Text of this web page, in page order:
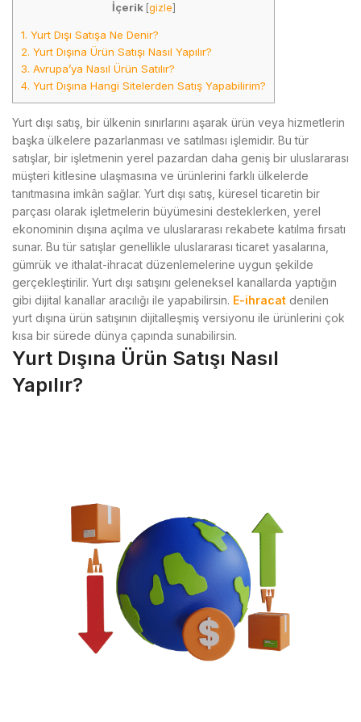
İçerik [gizle]
1. Yurt Dışı Satışa Ne Denir?
2. Yurt Dışına Ürün Satışı Nasıl Yapılır?
3. Avrupa’ya Nasıl Ürün Satılır?
4. Yurt Dışına Hangi Sitelerden Satış Yapabilirim?
Yurt dışı satış, bir ülkenin sınırlarını aşarak ürün veya hizmetlerin
başka ülkelere pazarlanması ve satılması işlemidir. Bu tür
satışlar, bir işletmenin yerel pazardan daha geniş bir uluslararası
müşteri kitlesine ulaşmasına ve ürünlerini farklı ülkelerde
tanıtmasına imkân sağlar. Yurt dışı satış, küresel ticaretin bir
parçası olarak işletmelerin büyümesini desteklerken, yerel
ekonominin dışına açılma ve uluslararası rekabete katılma fırsatı
sunar. Bu tür satışlar genellikle uluslararası ticaret yasalarına,
gümrük ve ithalat-ihracat düzenlemelerine uygun şekilde
gerçekleştirilir. Yurt dışı satışını geleneksel kanallarda yaptığın
gibi dijital kanallar aracılığı ile yapabilirsin. E-ihracat denilen
yurt dışına ürün satışının dijitalleşmiş versiyonu ile ürünlerini çok
kısa bir sürede dünya çapında sunabilirsin.
Yurt Dışına Ürün Satışı Nasıl
Yapılır?